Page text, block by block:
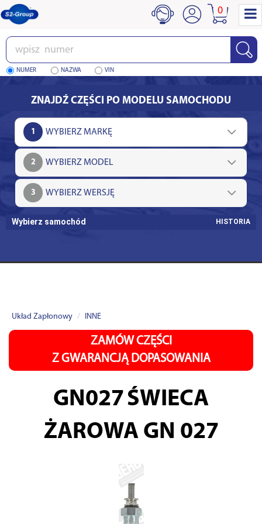
Wpisz
numer
NUMER NAZWA VIN
0
ZNAJDŹ CZĘŚCI PO MODELU SAMOCHODU
1
2
3
Wybierz samochód HISTORIA
Układ Zapłonowy INNE
ZAMÓW CZĘŚCI
Z GWARANCJĄ DOPASOWANIA
GN027ŚWIECA
ŻAROWA GN 027